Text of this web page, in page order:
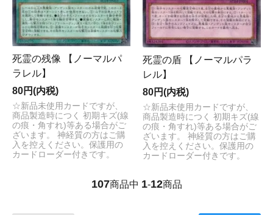
死霊の残像 【ノーマルパ
ラレル】
80円(内税)
☆新品未使用カードですが、
商品製造時につく 初期キズ(線
の痕・角すれ)等ある場合がご
ざいます。 神経質の方はご購
入を控えください。保護用の
カードローダー付きです。
死霊の盾 【ノーマルパラ
レル】
80円(内税)
☆新品未使用カードですが、
商品製造時につく 初期キズ(線
の痕・角すれ)等ある場合がご
ざいます。 神経質の方はご購
入を控えください。保護用の
カードローダー付きです。
107商品中 1-12商品